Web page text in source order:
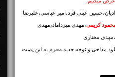
عینی فرد،امیر عباسی،علیرضا
کریمی،مهدی میرداماد،مهدی
مختاری
مداحی و نوحه جدید محرم به این پست